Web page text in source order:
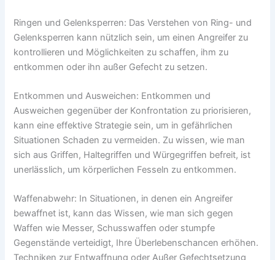
Ringen und Gelenksperren: Das Verstehen von Ring- und
Gelenksperren kann nützlich sein, um einen Angreifer zu
kontrollieren und Möglichkeiten zu schaffen, ihm zu
entkommen oder ihn außer Gefecht zu setzen.
Entkommen und Ausweichen: Entkommen und
Ausweichen gegenüber der Konfrontation zu priorisieren,
kann eine effektive Strategie sein, um in gefährlichen
Situationen Schaden zu vermeiden. Zu wissen, wie man
sich aus Griffen, Haltegriffen und Würgegriffen befreit, ist
unerlässlich, um körperlichen Fesseln zu entkommen.
Waffenabwehr: In Situationen, in denen ein Angreifer
bewaffnet ist, kann das Wissen, wie man sich gegen
Waffen wie Messer, Schusswaffen oder stumpfe
Gegenstände verteidigt, Ihre Überlebenschancen erhöhen.